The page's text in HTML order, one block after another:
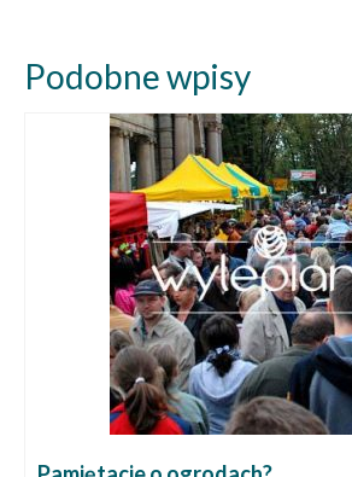
Podobne wpisy